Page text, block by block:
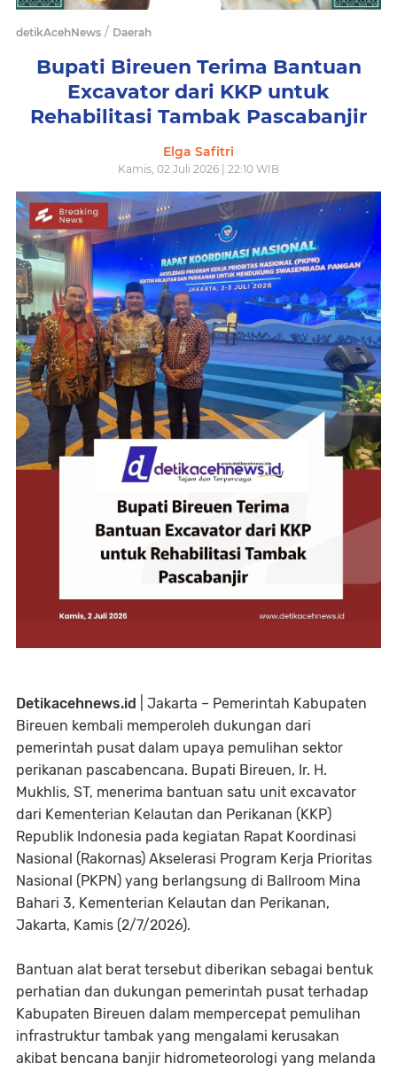
detikAcehNews / Daerah
Bupati Bireuen Terima Bantuan
Excavator dari KKP untuk
Rehabilitasi Tambak Pascabanjir
Elga Safitri
Kamis, 02 Juli 2026 | 22:10 WIB
Detikacehnews.id
| Jakarta – Pemerintah Kabupaten
Bireuen kembali memperoleh dukungan dari
pemerintah pusat dalam upaya pemulihan sektor
perikanan pascabencana. Bupati Bireuen, Ir. H.
Mukhlis, ST, menerima bantuan satu unit excavator
dari Kementerian Kelautan dan Perikanan (KKP)
Republik Indonesia pada kegiatan Rapat Koordinasi
Nasional (Rakornas) Akselerasi Program Kerja Prioritas
Nasional (PKPN) yang berlangsung di Ballroom Mina
Bahari 3, Kementerian Kelautan dan Perikanan,
Jakarta, Kamis (2/7/2026).
Bantuan alat berat tersebut diberikan sebagai bentuk
perhatian dan dukungan pemerintah pusat terhadap
Kabupaten Bireuen dalam mempercepat pemulihan
infrastruktur tambak yang mengalami kerusakan
akibat bencana banjir hidrometeorologi yang melanda